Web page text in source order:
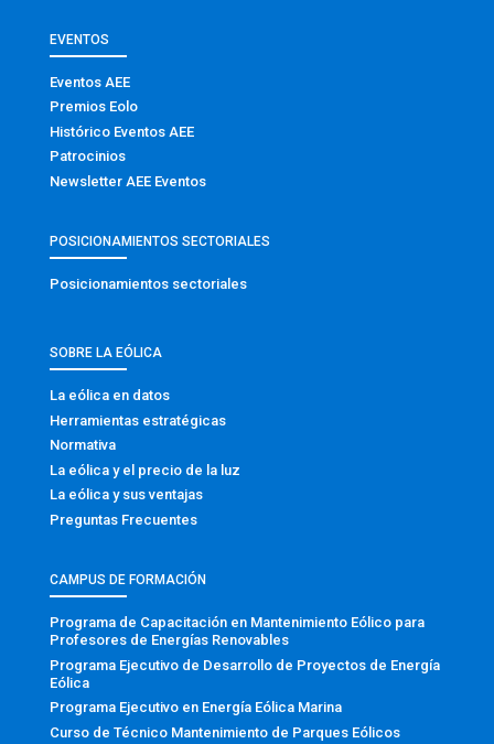
EVENTOS
Eventos AEE
Premios Eolo
Histórico Eventos AEE
Patrocinios
Newsletter AEE Eventos
POSICIONAMIENTOS SECTORIALES
Posicionamientos sectoriales
SOBRE LA EÓLICA
La eólica en datos
Herramientas estratégicas
Normativa
La eólica y el precio de la luz
La eólica y sus ventajas
Preguntas Frecuentes
CAMPUS DE FORMACIÓN
Programa de Capacitación en Mantenimiento Eólico para
Profesores de Energías Renovables
Programa Ejecutivo de Desarrollo de Proyectos de Energía
Eólica
Programa Ejecutivo en Energía Eólica Marina
Curso de Técnico Mantenimiento de Parques Eólicos